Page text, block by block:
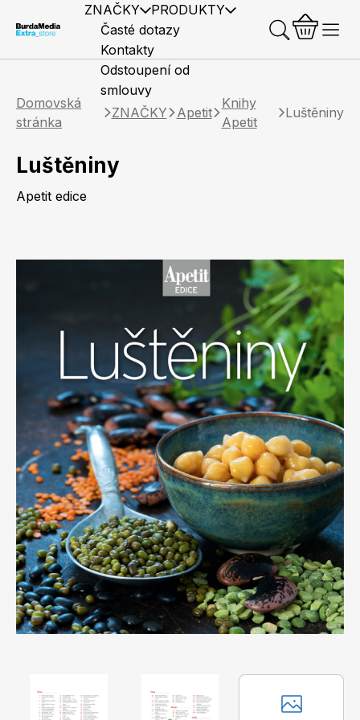
ZNAČKY PRODUKTY
Elle
Apetit
Svět ženy
Elle Decoration
Marianne Bydlení
Marianne Venkov & styl
Předplatné časopisů
Merch
Časté dotazy
Kontakty
Odstoupení od
smlouvy
Domovská
stránka
ZNAČKY Apetit
Knihy
Apetit
Luštěniny
Luštěniny
Apetit edice